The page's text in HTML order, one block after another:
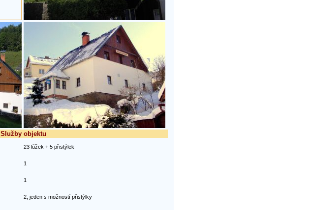
Služby objektu
23 lůžek + 5 přistýlek
1
1
2, jeden s možností přistýlky